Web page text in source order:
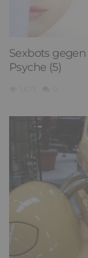
Sexbots
Psyche (5)